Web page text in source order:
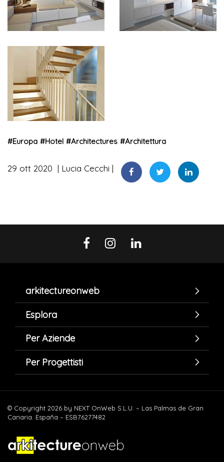
#Europa #Hotel #Architectures #Architettura
29 ott 2020 Lucia Cecchi
arkitectureonweb
Esplora
Per Aziende
Per Progettisti
© Copyright 2026 by NEXT OnWeb S.L.U. – Las Palmas de Gran
Canaria. España – ESB76277482